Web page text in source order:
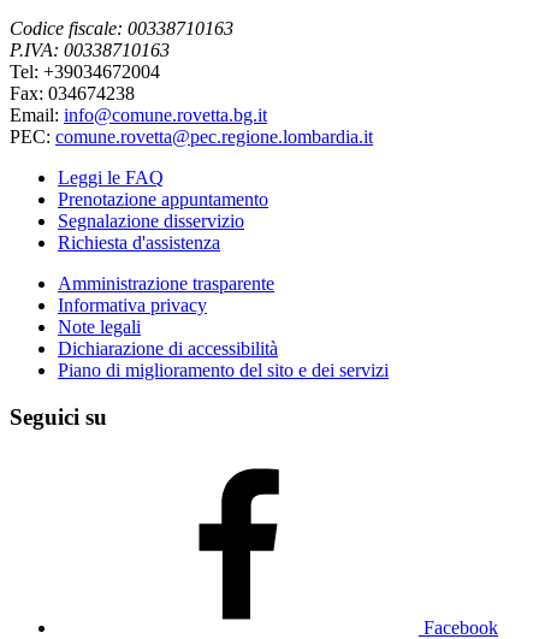
Codice fiscale: 00338710163
P.IVA: 00338710163
Tel: +39034672004
Fax: 034674238
Email: info@comune.rovetta.bg.it
PEC: comune.rovetta@pec.regione.lombardia.it
Leggi le FAQ
Prenotazione appuntamento
Segnalazione disservizio
Richiesta d'assistenza
Amministrazione trasparente
Informativa privacy
Note legali
Dichiarazione di accessibilità
Piano di miglioramento del sito e dei servizi
Seguici su
Facebook